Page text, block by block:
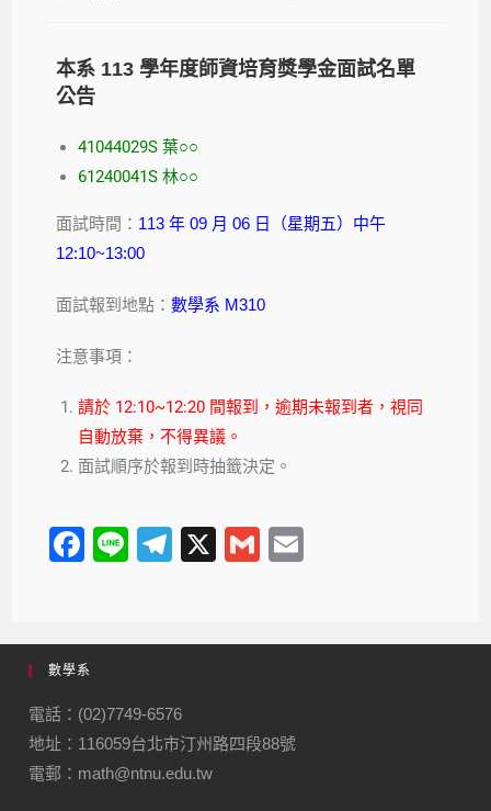
本系 113 學年度師資培育獎學金面試名單
公告
41044029S 葉○○
61240041S 林○○
面試時間： 113 年 09 月 06 日（星期五）中午
12:10~13:00
面試報到地點：數學系 M310
注意事項：
請於 12:10~12:20 間報到，逾期未報到者，視同
自動放棄，不得異議。
面試順序於報到時抽籤決定。
F
e
b
o
o
k
Li
T
gr
m
X
G
數學系
電話：(02)7749-6576
地址：116059台北市汀州路四段88號
電郵：math@ntnu.edu.tw